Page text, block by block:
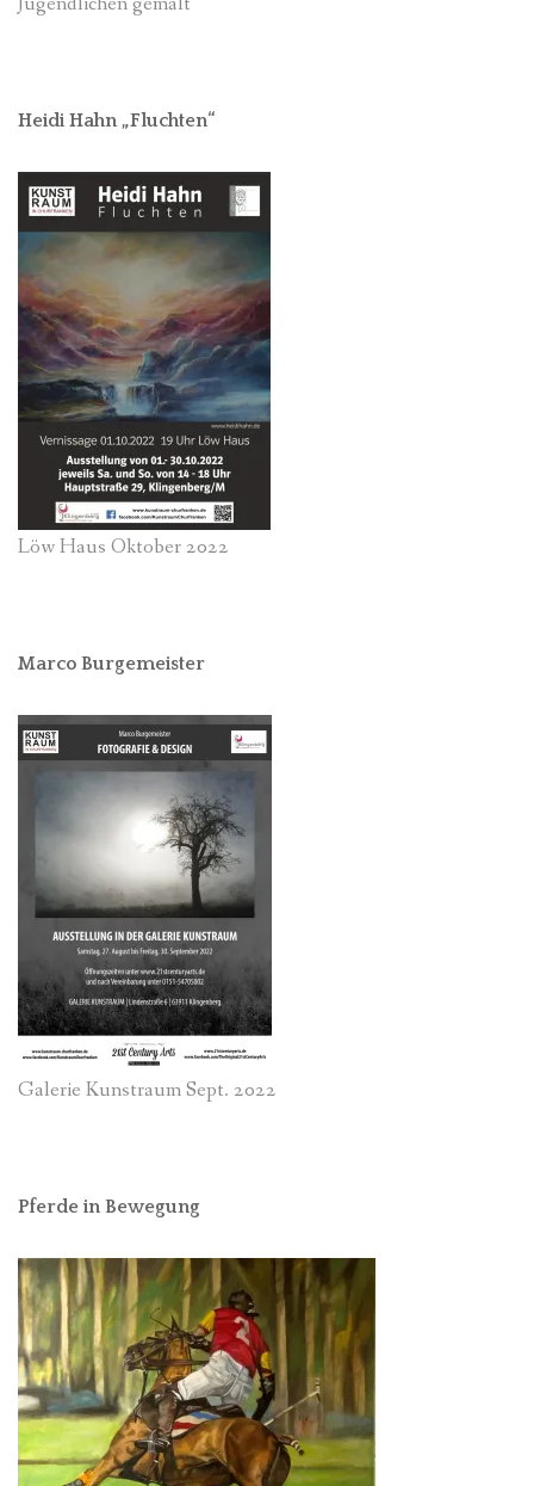
Heidi Hahn „Fluchten“
Löw Haus Oktober 2022
Marco Burgemeister
Galerie Kunstraum Sept. 2022
Pferde in Bewegung